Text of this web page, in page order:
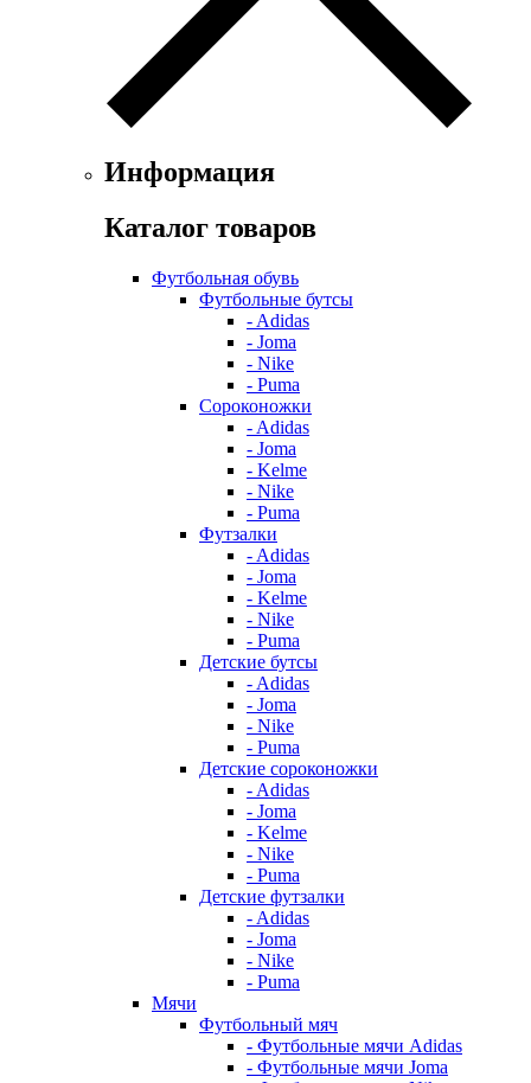
Информация
Каталог товаров
Футбольная обувь
Футбольные бутсы
- Adidas
- Joma
- Nike
- Puma
Сороконожки
- Adidas
- Joma
- Kelme
- Nike
- Puma
Футзалки
- Adidas
- Joma
- Kelme
- Nike
- Puma
Детские бутсы
- Adidas
- Joma
- Nike
- Puma
Детские сороконожки
- Adidas
- Joma
- Kelme
- Nike
- Puma
Детские футзалки
- Adidas
- Joma
- Nike
- Puma
Мячи
Футбольный мяч
- Футбольные мячи Adidas
- Футбольные мячи Joma